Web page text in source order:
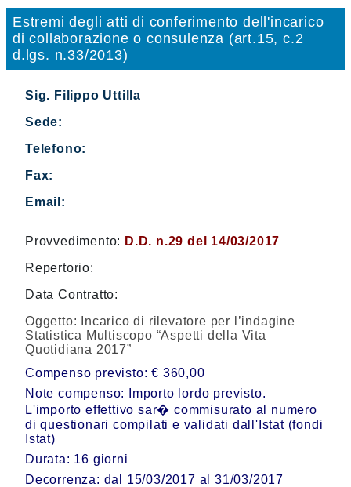
Estremi degli atti di conferimento dell'incarico
di collaborazione o consulenza (art.15, c.2
d.lgs. n.33/2013)
Sig. Filippo Uttilla
Sede:
Telefono:
Fax:
Email:
Provvedimento: D.D. n.29 del 14/03/2017
Repertorio:
Data Contratto:
Oggetto:
Incarico di rilevatore per l’indagine
Statistica Multiscopo “Aspetti della Vita
Quotidiana 2017”
Compenso previsto: € 360,00
Note compenso: Importo lordo previsto.
L'importo effettivo sar� commisurato al numero
di questionari compilati e validati dall'Istat (fondi
Istat)
Durata: 16 giorni
Decorrenza: dal 15/03/2017 al 31/03/2017